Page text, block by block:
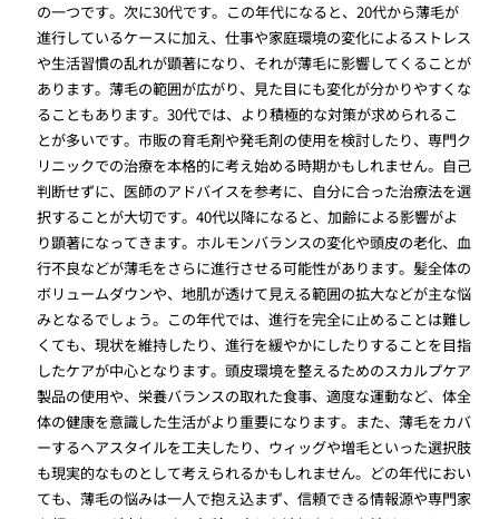
の一つです。次に30代です。この年代になると、20代から薄毛が
進行しているケースに加え、仕事や家庭環境の変化によるストレス
や生活習慣の乱れが顕著になり、それが薄毛に影響してくることが
あります。薄毛の範囲が広がり、見た目にも変化が分かりやすくな
ることもあります。30代では、より積極的な対策が求められるこ
とが多いです。市販の育毛剤や発毛剤の使用を検討したり、専門ク
リニックでの治療を本格的に考え始める時期かもしれません。自己
判断せずに、医師のアドバイスを参考に、自分に合った治療法を選
択することが大切です。40代以降になると、加齢による影響がよ
り顕著になってきます。ホルモンバランスの変化や頭皮の老化、血
行不良などが薄毛をさらに進行させる可能性があります。髪全体の
ボリュームダウンや、地肌が透けて見える範囲の拡大などが主な悩
みとなるでしょう。この年代では、進行を完全に止めることは難し
くても、現状を維持したり、進行を緩やかにしたりすることを目指
したケアが中心となります。頭皮環境を整えるためのスカルプケア
製品の使用や、栄養バランスの取れた食事、適度な運動など、体全
体の健康を意識した生活がより重要になります。また、薄毛をカバ
ーするヘアスタイルを工夫したり、ウィッグや増毛といった選択肢
も現実的なものとして考えられるかもしれません。どの年代におい
ても、薄毛の悩みは一人で抱え込まず、信頼できる情報源や専門家